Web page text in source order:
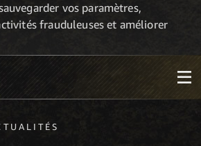
vos paramètres,
frauduleuses et améliorer